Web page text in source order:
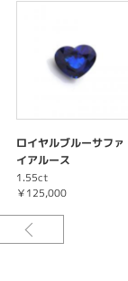
ロイヤルブルーサファ
イアルース
1.55ct
￥125,000